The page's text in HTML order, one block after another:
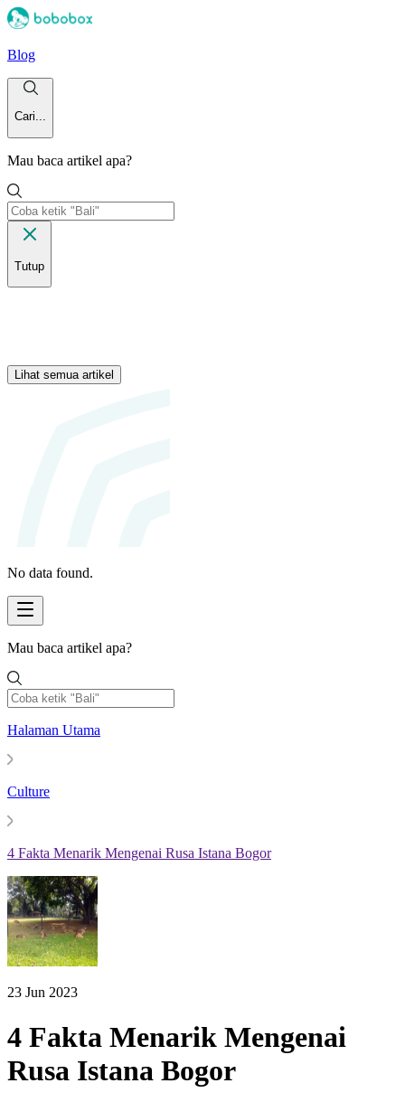
Blog
Cari...
Mau baca artikel apa?
Tutup
Lihat semua artikel
No data found.
Mau baca artikel apa?
Halaman Utama
Culture
4 Fakta Menarik Mengenai Rusa Istana Bogor
23 Jun 2023
4 Fakta Menarik Mengenai
Rusa Istana Bogor